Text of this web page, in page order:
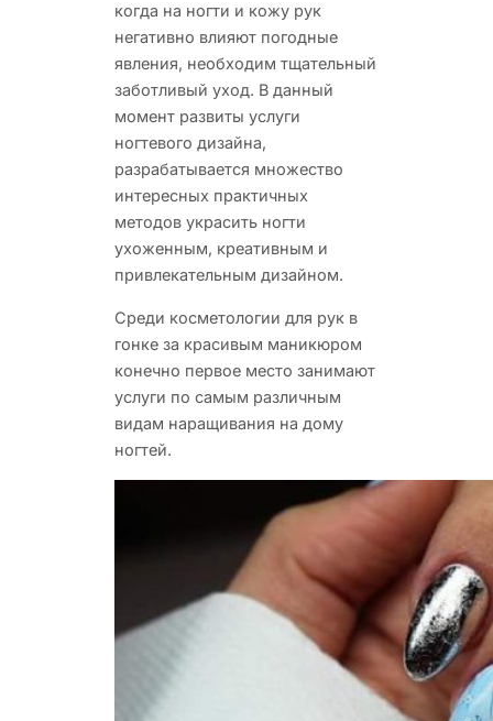
когда на ногти и кожу рук
негативно влияют погодные
явления, необходим тщательный
заботливый уход. В данный
момент развиты услуги
ногтевого дизайна,
разрабатывается множество
интересных практичных
методов украсить ногти
ухоженным, креативным и
привлекательным дизайном.
Среди косметологии для рук в
гонке за красивым маникюром
конечно первое место занимают
услуги по самым различным
видам наращивания на дому
ногтей.